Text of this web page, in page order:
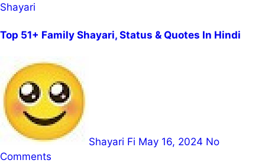
Shayari
Top 51+ Family Shayari, Status & Quotes In Hindi
Shayari Fi May 16, 2024 No
Comments